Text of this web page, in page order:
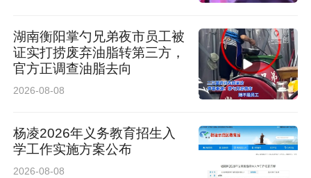
湖南衡阳掌勺兄弟夜市员工被
证实打捞废弃油脂转第三方，
官方正调查油脂去向
2026-08-08
杨凌2026年义务教育招生入
学工作实施方案公布
2026-08-08